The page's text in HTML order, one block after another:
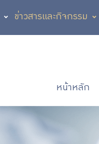
ข่าวสารและกิจกรรม
หน้าหลัก